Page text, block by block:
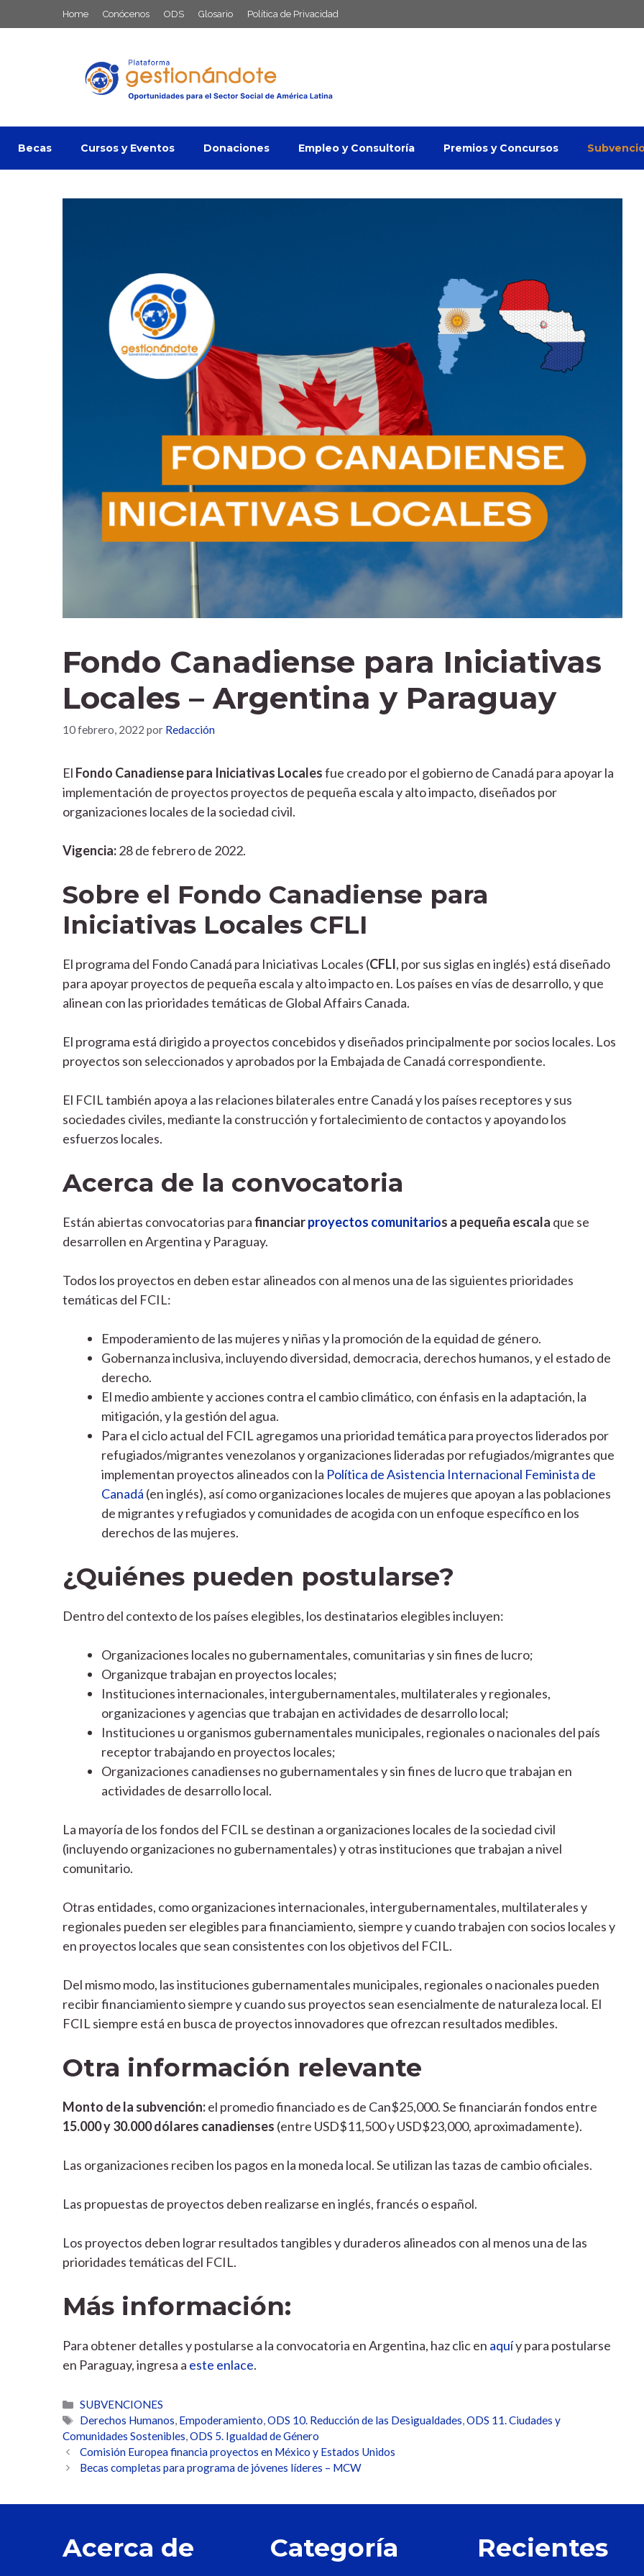
al
Home Conócenos ODS Glosario Política de Privacidad
Becas Cursos y Eventos Donaciones Empleo y Consultoría Premios y Concursos
Fondo Canadiense para Iniciativas
Locales – Argentina y Paraguay
10 febrero, 2022 por Redacción
El Fondo Canadiense para Iniciativas Localesfue creado por el gobierno de Canadá para apoyar la
implementación de proyectos proyectos de pequeña escala y alto impacto, diseñados por
organizaciones locales de la sociedad civil.
Vigencia:28 de febrero de 2022.
Sobre el Fondo Canadiense para
Iniciativas Locales CFLI
El programa del Fondo Canadá para Iniciativas Locales (CFLI, por sus siglas en inglés) está diseñado
para apoyar proyectos de pequeña escala y alto impacto en. Los países en vías de desarrollo, y que
alinean con las prioridades temáticas de Global Affairs Canada.
El programa está dirigido a proyectos concebidos y diseñados principalmente por socios locales. Los
proyectos son seleccionados y aprobados por la Embajada de Canadá correspondiente.
El FCIL también apoya a las relaciones bilaterales entre Canadá y los países receptores y sus
sociedades civiles, mediante la construcción y fortalecimiento de contactos y apoyando los
esfuerzos locales.
Acerca de la convocatoria
Están abiertas convocatorias parafinanciarproyectos comunitarios a pequeña escala que se
desarrollen en Argentina y Paraguay.
Todos los proyectos en deben estar alineados con al menos una de las siguientes prioridades
temáticas del FCIL:
Empoderamiento de las mujeres y niñas y la promoción de la equidad de género.
Gobernanza inclusiva, incluyendo diversidad, democracia, derechos humanos, y el estado de
derecho.
El medio ambiente y acciones contra el cambio climático, con énfasis en la adaptación, la
mitigación, y la gestión del agua.
Para el ciclo actual del FCIL agregamos una prioridad temática para proyectos liderados por
refugiados/migrantes venezolanos y organizaciones lideradas por refugiados/migrantes que
implementan proyectos alineados con la Política de Asistencia Internacional Feminista de
Canadá (en inglés), así como organizaciones locales de mujeres que apoyan a las poblaciones
de migrantes y refugiados y comunidades de acogida con un enfoque específico en los
derechos de las mujeres.
¿Quiénes pueden postularse?
Dentro del contexto de los países elegibles, los destinatarios elegibles incluyen:
Organizaciones locales no gubernamentales, comunitarias y sin fines de lucro;
Organizque trabajan en proyectos locales;
Instituciones internacionales, intergubernamentales, multilaterales y regionales,
organizaciones y agencias que trabajan en actividades de desarrollo local;
Instituciones u organismos gubernamentales municipales, regionales o nacionales del país
receptor trabajando en proyectos locales;
Organizaciones canadienses no gubernamentales y sin fines de lucro que trabajan en
actividades de desarrollo local.
La mayoría de los fondos del FCIL se destinan a organizaciones locales de la sociedad civil
(incluyendo organizaciones no gubernamentales) y otras instituciones que trabajan a nivel
comunitario.
Otras entidades, como organizaciones internacionales, intergubernamentales, multilaterales y
regionales pueden ser elegibles para financiamiento, siempre y cuando trabajen con socios locales y
en proyectos locales que sean consistentes con los objetivos del FCIL.
Del mismo modo, las instituciones gubernamentales municipales, regionales o nacionales pueden
recibir financiamiento siempre y cuando sus proyectos sean esencialmente de naturaleza local. El
FCIL siempre está en busca de proyectos innovadores que ofrezcan resultados medibles.
Otra información relevante
Monto de la subvención:el promedio financiado es de Can$25,000. Se financiarán fondos entre
15.000 y 30.000 dólares canadienses (entre USD$11,500 y USD$23,000, aproximadamente).
Las organizaciones reciben los pagos en la moneda local. Se utilizan las tazas de cambio oficiales.
Las propuestas de proyectos deben realizarse en inglés, francés o español.
Los proyectos deben lograr resultados tangibles y duraderos alineados con al menos una de las
prioridades temáticas del FCIL.
Más información:
Para obtener detalles y postularse a la convocatoria en Argentina, haz clic en aquíy para postularse
en Paraguay, ingresa a este enlace.
Categorías
SUBVENCIONES
Etiquetas
Derechos Humanos, Empoderamiento,ODS 10. Reducción de las Desigualdades,ODS 11. Ciudades y
Comunidades Sostenibles,ODS 5. Igualdad de Género
Comisión Europea financia proyectos en México y Estados Unidos
Becas completas para programa de jóvenes líderes – MCW
Acerca de Categoría Recientes